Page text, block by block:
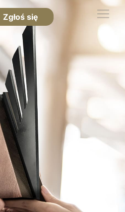
Zgłoś się